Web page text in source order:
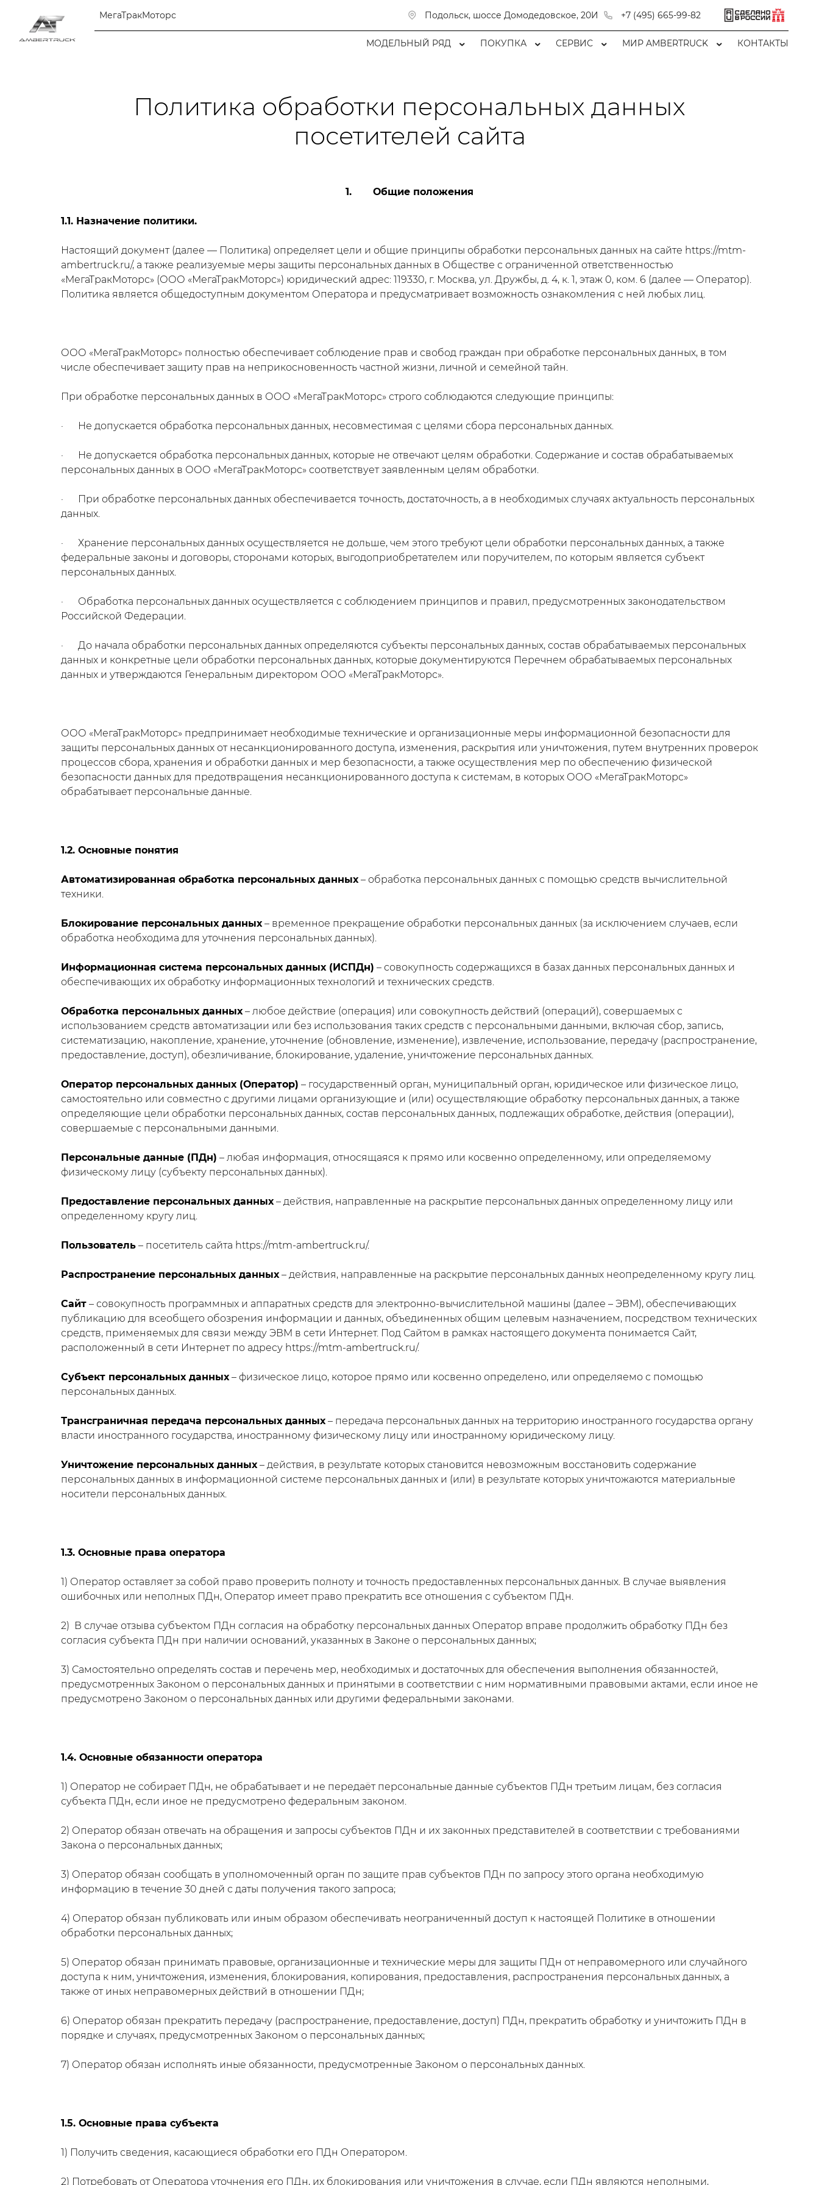
МегаТракМоторс Подольск, шоссе Домодедовское, 20И +7 (495) 665-99-82
МОДЕЛЬНЫЙ РЯД ПОКУПКА СЕРВИС МИР AMBERTRUCK КОНТАКТЫ
Политика обработки персональных данных
посетителей сайта
1. Общие положения
1.1. Назначение политики.
Настоящий документ (далее — Политика) определяет цели и общие принципы обработки персональных данных на сайте https://mtm-
ambertruck.ru/, а также реализуемые меры защиты персональных данных в Обществе с ограниченной ответственностью
«МегаТракМоторс» (ООО «МегаТракМоторс») юридический адрес: 119330, г. Москва, ул. Дружбы, д. 4, к. 1, этаж 0, ком. 6 (далее — Оператор).
Политика является общедоступным документом Оператора и предусматривает возможность ознакомления с ней любых лиц.
ООО «МегаТракМоторс» полностью обеспечивает соблюдение прав и свобод граждан при обработке персональных данных, в том
числе обеспечивает защиту прав на неприкосновенность частной жизни, личной и семейной тайн.
При обработке персональных данных в ООО «МегаТракМоторс» строго соблюдаются следующие принципы:
· Не допускается обработка персональных данных, несовместимая с целями сбора персональных данных.
· Не допускается обработка персональных данных, которые не отвечают целям обработки. Содержание и состав обрабатываемых
персональных данных в ООО «МегаТракМоторс» соответствует заявленным целям обработки.
· При обработке персональных данных обеспечивается точность, достаточность, а в необходимых случаях актуальность персональных
данных.
· Хранение персональных данных осуществляется не дольше, чем этого требуют цели обработки персональных данных, а также
федеральные законы и договоры, сторонами которых, выгодоприобретателем или поручителем, по которым является субъект
персональных данных.
· Обработка персональных данных осуществляется с соблюдением принципов и правил, предусмотренных законодательством
Российской Федерации.
· До начала обработки персональных данных определяются субъекты персональных данных, состав обрабатываемых персональных
данных и конкретные цели обработки персональных данных, которые документируются Перечнем обрабатываемых персональных
данных и утверждаются Генеральным директором ООО «МегаТракМоторс».
ООО «МегаТракМоторс» предпринимает необходимые технические и организационные меры информационной безопасности для
защиты персональных данных от несанкционированного доступа, изменения, раскрытия или уничтожения, путем внутренних проверок
процессов сбора, хранения и обработки данных и мер безопасности, а также осуществления мер по обеспечению физической
безопасности данных для предотвращения несанкционированного доступа к системам, в которых ООО «МегаТракМоторс»
обрабатывает персональные данные.
1.2. Основные понятия
Автоматизированная обработка персональных данных– обработка персональных данных с помощью средств вычислительной
техники.
Блокирование персональных данных– временное прекращение обработки персональных данных (за исключением случаев, если
обработка необходима для уточнения персональных данных).
Информационная система персональных данных (ИСПДн) – совокупность содержащихся в базах данных персональных данных и
обеспечивающих их обработку информационных технологий и технических средств.
Обработка персональных данных– любое действие (операция) или совокупность действий (операций), совершаемых с
использованием средств автоматизации или без использования таких средств с персональными данными, включая сбор, запись,
систематизацию, накопление, хранение, уточнение (обновление, изменение), извлечение, использование, передачу (распространение,
предоставление, доступ), обезличивание, блокирование, удаление, уничтожение персональных данных.
Оператор персональных данных (Оператор) – государственный орган, муниципальный орган, юридическое или физическое лицо,
самостоятельно или совместно с другими лицами организующие и (или) осуществляющие обработку персональных данных, а также
определяющие цели обработки персональных данных, состав персональных данных, подлежащих обработке, действия (операции),
совершаемые с персональными данными.
Персональные данные (ПДн) – любая информация, относящаяся к прямо или косвенно определенному, или определяемому
физическому лицу (субъекту персональных данных).
Предоставление персональных данных– действия, направленные на раскрытие персональных данных определенному лицу или
определенному кругу лиц.
Пользователь – посетитель сайта https://mtm-ambertruck.ru/.
Распространение персональных данных– действия, направленные на раскрытие персональных данных неопределенному кругу лиц.
Сайт – совокупность программных и аппаратных средств для электронно-вычислительной машины (далее – ЭВМ), обеспечивающих
публикацию для всеобщего обозрения информации и данных, объединенных общим целевым назначением, посредством технических
средств, применяемых для связи между ЭВМ в сети Интернет. Под Сайтом в рамках настоящего документа понимается Сайт,
расположенный в сети Интернет по адресу https://mtm-ambertruck.ru/.
Субъект персональных данных– физическое лицо, которое прямо или косвенно определено, или определяемо с помощью
персональных данных.
Трансграничная передача персональных данных– передача персональных данных на территорию иностранного государства органу
власти иностранного государства, иностранному физическому лицу или иностранному юридическому лицу.
Уничтожение персональных данных– действия, в результате которых становится невозможным восстановить содержание
персональных данных в информационной системе персональных данных и (или) в результате которых уничтожаются материальные
носители персональных данных.
1.3. Основные права оператора
1) Оператор оставляет за собой право проверить полноту и точность предоставленных персональных данных. В случае выявления
ошибочных или неполных ПДн, Оператор имеет право прекратить все отношения с субъектом ПДн.
2) В случае отзыва субъектом ПДн согласия на обработку персональных данных Оператор вправе продолжить обработку ПДн без
согласия субъекта ПДн при наличии оснований, указанных в Законе о персональных данных;
3) Самостоятельно определять состав и перечень мер, необходимых и достаточных для обеспечения выполнения обязанностей,
предусмотренных Законом о персональных данных и принятыми в соответствии с ним нормативными правовыми актами, если иное не
предусмотрено Законом о персональных данных или другими федеральными законами.
1.4. Основные обязанности оператора
1) Оператор не собирает ПДн, не обрабатывает и не передаёт персональные данные субъектов ПДн третьим лицам, без согласия
субъекта ПДн, если иное не предусмотрено федеральным законом.
2) Оператор обязан отвечать на обращения и запросы субъектов ПДн и их законных представителей в соответствии с требованиями
Закона о персональных данных;
3) Оператор обязан сообщать в уполномоченный орган по защите прав субъектов ПДн по запросу этого органа необходимую
информацию в течение 30 дней с даты получения такого запроса;
4) Оператор обязан публиковать или иным образом обеспечивать неограниченный доступ к настоящей Политике в отношении
обработки персональных данных;
5) Оператор обязан принимать правовые, организационные и технические меры для защиты ПДн от неправомерного или случайного
доступа к ним, уничтожения, изменения, блокирования, копирования, предоставления, распространения персональных данных, а
также от иных неправомерных действий в отношении ПДн;
6) Оператор обязан прекратить передачу (распространение, предоставление, доступ) ПДн, прекратить обработку и уничтожить ПДн в
порядке и случаях, предусмотренных Законом о персональных данных;
7) Оператор обязан исполнять иные обязанности, предусмотренные Законом о персональных данных.
1.5. Основные права субъекта
1) Получить сведения, касающиеся обработки его ПДн Оператором.
2) Потребовать от Оператора уточнения его ПДн, их блокирования или уничтожения в случае, если ПДн являются неполными,